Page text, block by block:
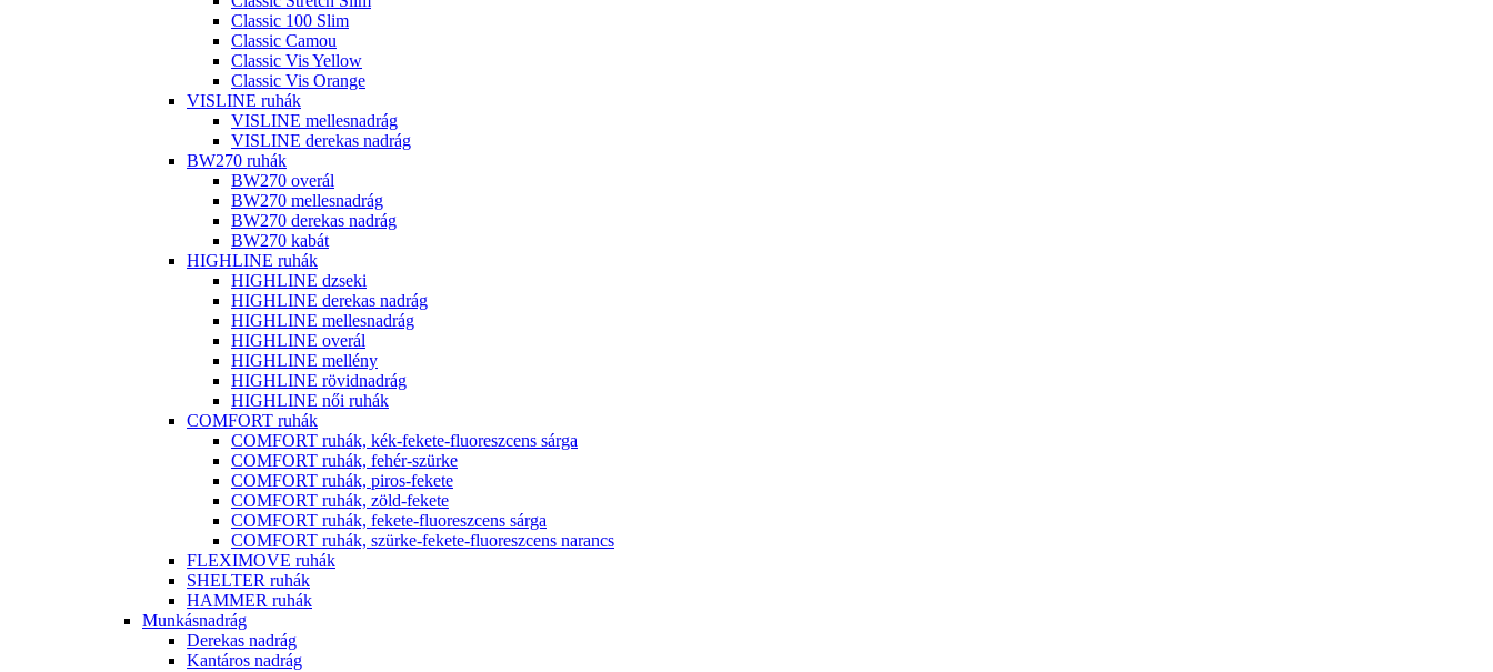
Classic 100 Slim
Classic Camou
Classic Vis Yellow
Classic Vis Orange
VISLINE ruhák
VISLINE mellesnadrág
VISLINE derekas nadrág
BW270 ruhák
BW270 overál
BW270 mellesnadrág
BW270 derekas nadrág
BW270 kabát
HIGHLINE ruhák
HIGHLINE dzseki
HIGHLINE derekas nadrág
HIGHLINE mellesnadrág
HIGHLINE overál
HIGHLINE mellény
HIGHLINE rövidnadrág
HIGHLINE női ruhák
COMFORT ruhák
COMFORT ruhák, kék-fekete-fluoreszcens sárga
COMFORT ruhák, fehér-szürke
COMFORT ruhák, piros-fekete
COMFORT ruhák, zöld-fekete
COMFORT ruhák, fekete-fluoreszcens sárga
COMFORT ruhák, szürke-fekete-fluoreszcens narancs
FLEXIMOVE ruhák
SHELTER ruhák
HAMMER ruhák
Munkásnadrág
Derekas nadrág
Kantáros nadrág